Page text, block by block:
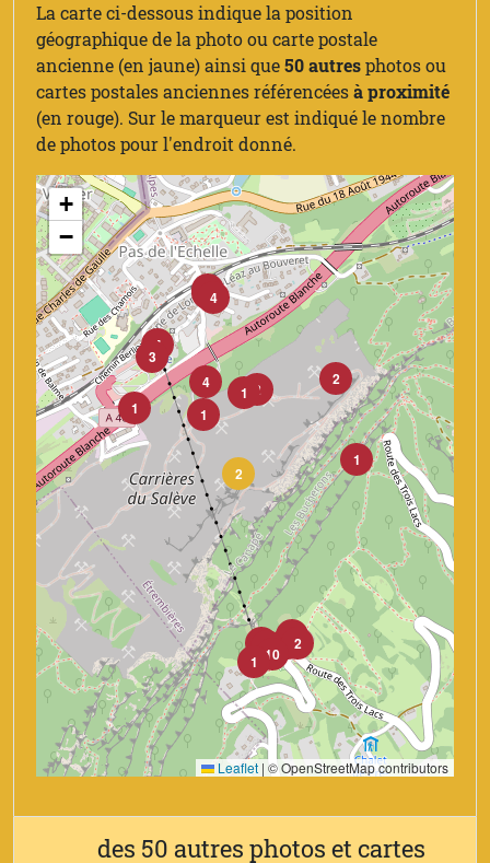
La carte ci-dessous indique la position
géographique de la photo ou carte postale
ancienne (en jaune) ainsi que50 autresphotos ou
cartes postales anciennes référencéesà proximité
(en rouge). Sur le marqueur est indiqué le nombre
de photos pour l'endroit donné.
2
1
1 2
4
1
2
1
3
4
3
1
4
2
10
1
2
+
−
Leaflet | © OpenStreetMap contributors
des 50 autres photos et cartes